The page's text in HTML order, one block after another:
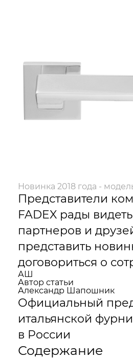
Новинка 2018 года -
Представители
FADEX рады
партнеров и
представить
договориться о
АШ
Автор статьи
Александр Шапошник
Официальный
итальянской
в России
Содержание